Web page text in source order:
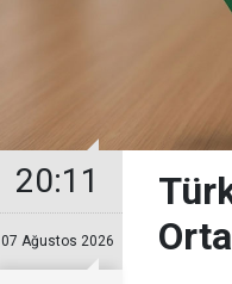
20:11
07 Ağustos 2026